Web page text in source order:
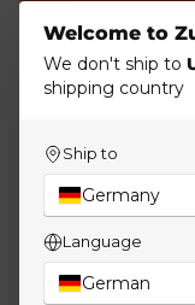
Details
Material
Welcome to
We don't ship to
shipping country
Ship to
Germany
Language
German